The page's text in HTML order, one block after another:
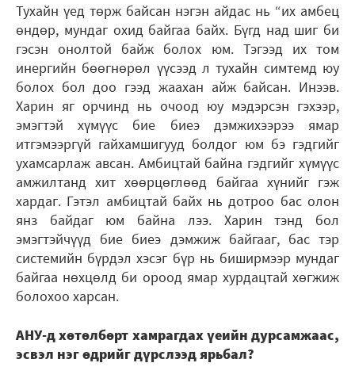
Тухайн үед төрж байсан нэгэн айдас нь “их амбец
өндөр, мундаг охид байгаа байх. Бүгд над шиг би
гэсэн онолтой байж болох юм. Тэгээд их том
инергийн бөөгнөрөл үүсээд л тухайн симтемд юу
болох бол доо гээд жаахан айж байсан. Инээв.
Харин яг орчинд нь очоод юу мэдэрсэн гэхээр,
эмэгтэй хүмүүс бие биеэ дэмжихээрээ ямар
итгэмээргүй гайхамшигууд болдог юм бэ гэдгийг
ухамсарлаж авсан. Амбицтай байна гэдгийг хүмүүс
амжилтанд хит хөөрцөглөөд байгаа хүнийг гэж
хардаг. Гэтэл амбицтай байх нь дотроо бас олон
янз байдаг юм байна лээ. Харин тэнд бол
эмэгтэйчүүд бие биеэ дэмжиж байгааг, бас тэр
системийн бүрдэл хэсэг бүр нь биширмээр мундаг
байгаа нөхцөлд би ороод ямар хурдацтай хөгжиж
болохоо харсан.
АНУ-д хөтөлбөрт хамрагдах үеийн дурсамжаас,
эсвэл нэг өдрийг дүрслээд ярьбал?